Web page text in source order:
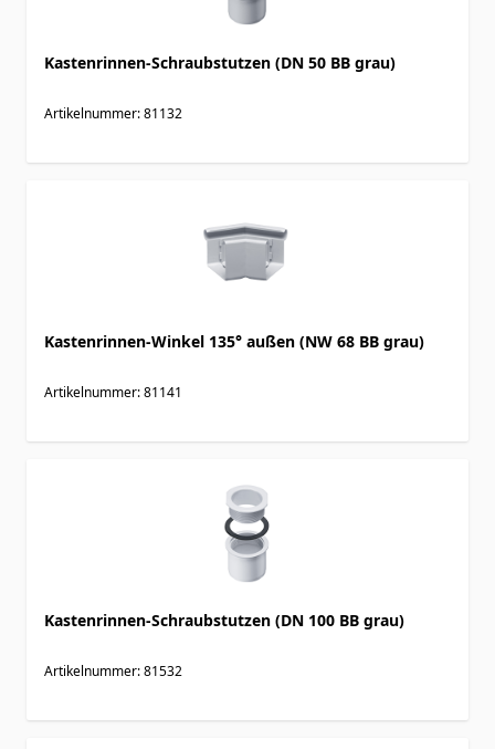
Kastenrinnen-Schraubstutzen (DN 50 BB grau)
Artikelnummer: 81132
Kastenrinnen-Winkel 135° außen (NW 68 BB grau)
Artikelnummer: 81141
Kastenrinnen-Schraubstutzen (DN 100 BB grau)
Artikelnummer: 81532